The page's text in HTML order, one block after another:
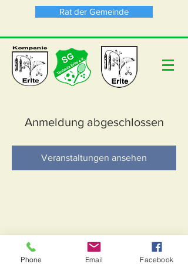
Rat der Gemeinde
Anmeldung abgeschlossen
Veranstaltungen ansehen
Phone Email Facebook